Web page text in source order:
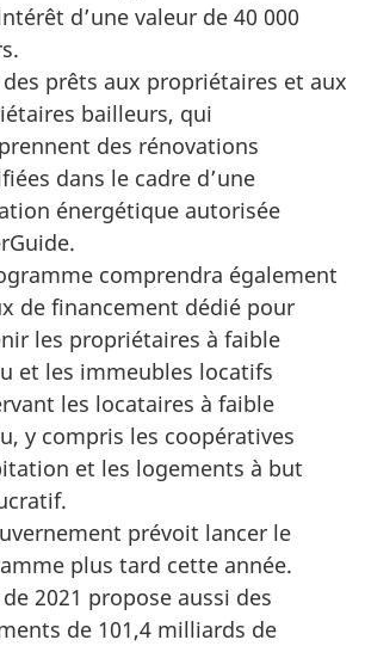
d’une valeur de 40 000
prêts aux propriétaires et aux
bailleurs, qui
des rénovations
dans le cadre d’une
énergétique autorisée
comprendra également
de financement dédié pour
les propriétaires à faible
et les immeubles locatifs
les locataires à faible
y compris les coopératives
et les logements à but
prévoit lancer le
plus tard cette année.
2021 propose aussi des
de 101,4 milliards de